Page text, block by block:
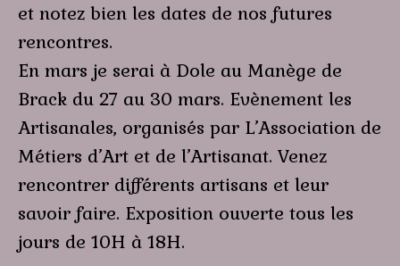
et notez bien les dates de nos futures
rencontres.
En mars je serai à Dole au Manège de
Brack du 27 au 30 mars. Evènement les
Artisanales, organisés par L’Association de
Métiers d’Art et de l’Artisanat. Venez
rencontrer différents artisans et leur
savoir faire. Exposition ouverte tous les
jours de 10H à 18H.